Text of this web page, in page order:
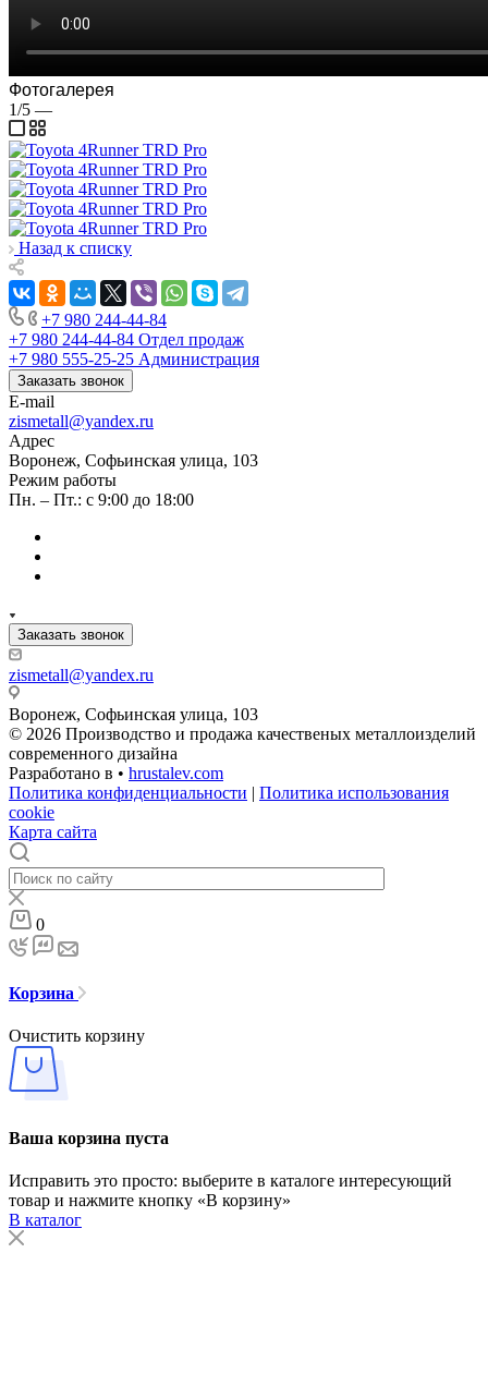
Фотогалерея
1/5 —
Назад к списку
+7 980 244-44-84
+7 980 244-44-84 Отдел продаж
+7 980 555-25-25 Администрация
Заказать звонок
E-mail
zismetall@yandex.ru
Адрес
Воронеж, Софьинская улица, 103
Режим работы
Пн. – Пт.: с 9:00 до 18:00
Заказать звонок
zismetall@yandex.ru
Воронеж, Софьинская улица, 103
© 2026 Производство и продажа качественых металлоизделий
современного дизайна
Разработано в • hrustalev.com
Политика конфиденциальности | Политика использования
cookie
Карта сайта
0
Корзина
Очистить корзину
Ваша корзина пуста
Исправить это просто: выберите в каталоге интересующий
товар и нажмите кнопку «В корзину»
В каталог